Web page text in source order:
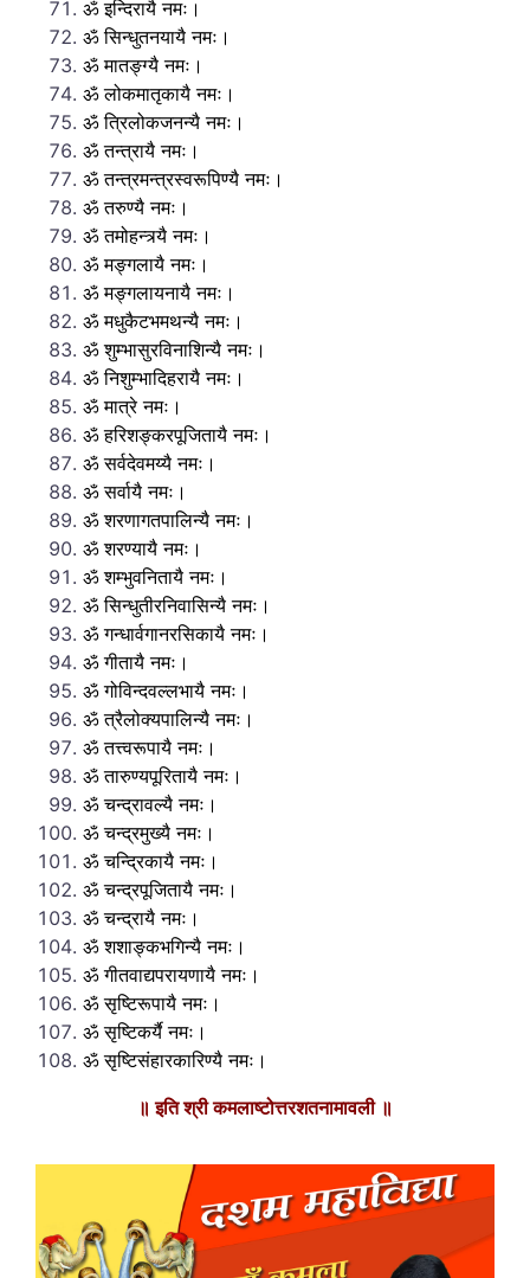
ॐ इन्दिरायै नमः।
ॐ सिन्धुतनयायै नमः।
ॐ मातङ्ग्यै नमः।
ॐ लोकमातृकायै नमः।
ॐ त्रिलोकजनन्यै नमः।
ॐ तन्त्रायै नमः।
ॐ तन्त्रमन्त्रस्वरूपिण्यै नमः।
ॐ तरुण्यै नमः।
ॐ तमोहन्त्र्यै नमः।
ॐ मङ्गलायै नमः।
ॐ मङ्गलायनायै नमः।
ॐ मधुकैटभमथन्यै नमः।
ॐ शुम्भासुरविनाशिन्यै नमः।
ॐ निशुम्भादिहरायै नमः।
ॐ मात्रे नमः।
ॐ हरिशङ्करपूजितायै नमः।
ॐ सर्वदेवमय्यै नमः।
ॐ सर्वायै नमः।
ॐ शरणागतपालिन्यै नमः।
ॐ शरण्यायै नमः।
ॐ शम्भुवनितायै नमः।
ॐ सिन्धुतीरनिवासिन्यै नमः।
ॐ गन्धार्वगानरसिकायै नमः।
ॐ गीतायै नमः।
ॐ गोविन्दवल्लभायै नमः।
ॐ त्रैलोक्यपालिन्यै नमः।
ॐ तत्त्वरूपायै नमः।
ॐ तारुण्यपूरितायै नमः।
ॐ चन्द्रावल्यै नमः।
ॐ चन्द्रमुख्यै नमः।
ॐ चन्द्रिकायै नमः।
ॐ चन्द्रपूजितायै नमः।
ॐ चन्द्रायै नमः।
ॐ शशाङ्कभगिन्यै नमः।
ॐ गीतवाद्यपरायणायै नमः।
ॐ सृष्टिरूपायै नमः।
ॐ सृष्टिकर्यै नमः।
ॐ सृष्टिसंहारकारिण्यै नमः।
॥ इति श्री कमलाष्टोत्तरशतनामावली ॥